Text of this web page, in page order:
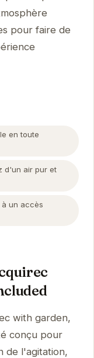
pour faire de
en toute
d'un air pur et
un accès
with garden,
conçu pour
de l'agitation,